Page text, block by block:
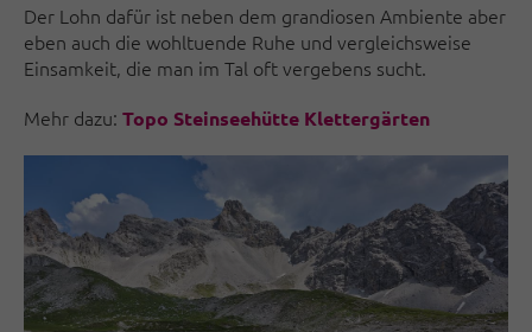
Der Lohn dafür ist neben dem grandiosen Ambiente aber
eben auch die wohltuende Ruhe und vergleichsweise
Einsamkeit, die man im Tal oft vergebens sucht.
Mehr dazu: Topo Steinseehütte Klettergärten